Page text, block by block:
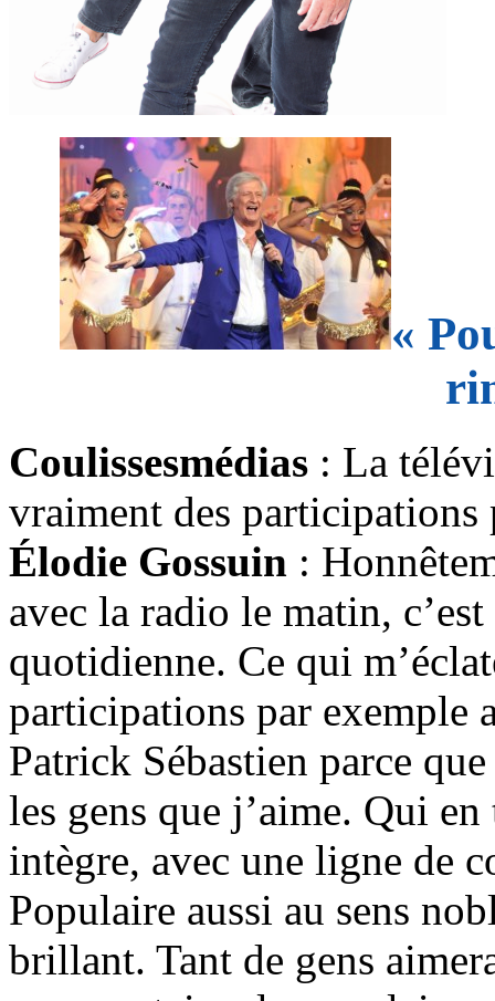
«
Coulissesmédias : La
vraiment des participations
Élodie Gossuin :
avec la radio le matin,
quotidienne. Ce qui
participations par exemple
Patrick Sébastien parce
les gens que j’aime. Qui
intègre, avec une ligne de
Populaire aussi au sens
brillant. Tant de gens